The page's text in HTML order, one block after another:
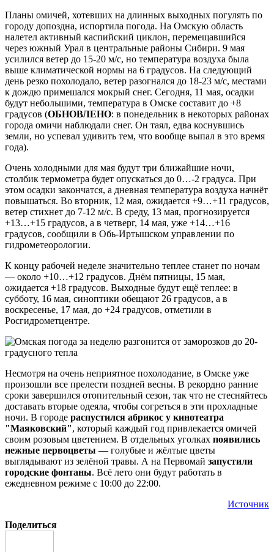
Планы омичей, хотевших на длинных выходных погулять по
городу допоздна, испортила погода. На Омскую область
налетел активный каспийский циклон, перемещавшийся
через южный Урал в центральные районы Сибири. 9 мая
усилился ветер до 15-20 м/с, но температура воздуха была
выше климатической нормы на 6 градусов. На следующий
день резко похолодало, ветер разогнался до 18-23 м/с, местами
к дождю примешался мокрый снег. Сегодня, 11 мая, осадки
будут небольшими, температура в Омске составит до +8
градусов (ОБНОВЛЕНО: в понедельник в некоторых районах
города омичи наблюдали снег. Он таял, едва коснувшись
земли, но успевал удивить тем, что вообще выпал в это время
года).
Очень холодными для мая будут три ближайшие ночи,
столбик термометра будет опускаться до 0…-2 градуса. При
этом осадки закончатся, а дневная температура воздуха начнёт
повышаться. Во вторник, 12 мая, ожидается +9…+11 градусов,
ветер стихнет до 7-12 м/с. В среду, 13 мая, прогнозируется
+13…+15 градусов, а в четверг, 14 мая, уже +14…+16
градусов, сообщили в Обь-Иртышском управлении по
гидрометеорологии.
К концу рабочей неделе значительно теплее станет по ночам
— около +10…+12 градусов. Днём пятницы, 15 мая,
ожидается +18 градусов. Выходные будут ещё теплее: в
субботу, 16 мая, синоптики обещают 26 градусов, а в
воскресенье, 17 мая, до +24 градусов, отметили в
Росгидрометцентре.
Несмотря на очень неприятное похолодание, в Омске уже
произошли все прелести поздней весны. В рекордно ранние
сроки завершился отопительный сезон, так что не стесняйтесь
доставать вторые одеяла, чтобы согреться в эти прохладные
ночи. В городе распустился абрикос у кинотеатра
"Маяковский", который каждый год привлекается омичей
своим розовым цветением. В отдельных уголках появились
нежные первоцветы — голубые и жёлтые цветы
выглядывают из зелёной травы. А на Первомай запустили
городские фонтаны. Всё лето они будут работать в
ежедневном режиме с 10:00 до 22:00.
Источник
Поделиться